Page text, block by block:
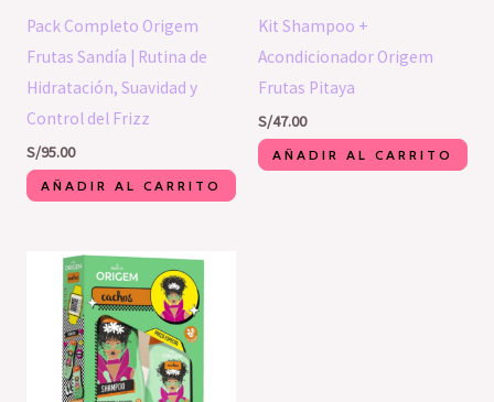
Pack Completo Origem
Frutas Sandía | Rutina de
Hidratación, Suavidad y
Control del Frizz
S/95.00
AÑADIR AL CARRITO
Kit Shampoo +
Acondicionador Origem
Frutas Pitaya
S/47.00
AÑADIR AL CARRITO